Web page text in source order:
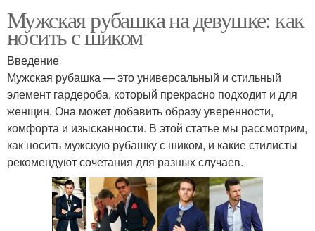
Мужская рубашка на девушке: как
носить с шиком
Введение
Мужская рубашка — это универсальный и стильный
элемент гардероба, который прекрасно подходит и для
женщин. Она может добавить образу уверенности,
комфорта и изысканности. В этой статье мы рассмотрим,
как носить мужскую рубашку с шиком, и какие стилисты
рекомендуют сочетания для разных случаев.